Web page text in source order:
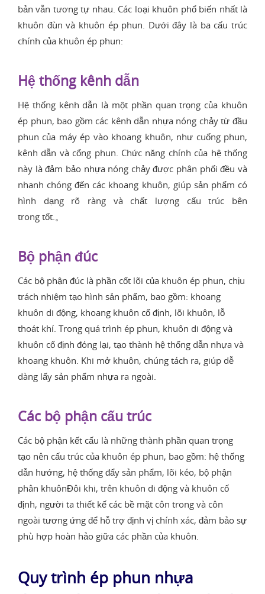
bản vẫn tương tự nhau. Các loại khuôn phổ biến nhất là
khuôn đùn và khuôn ép phun. Dưới đây là ba cấu trúc
chính của khuôn ép phun:
Hệ thống kênh dẫn
Hệ thống kênh dẫn là một phần quan trọng của khuôn
ép phun, bao gồm các kênh dẫn nhựa nóng chảy từ đầu
phun của máy ép vào khoang khuôn, như cuống phun,
kênh dẫn và cổng phun. Chức năng chính của hệ thống
này là đảm bảo nhựa nóng chảy được phân phối đều và
nhanh chóng đến các khoang khuôn, giúp sản phẩm có
hình dạng rõ ràng và chất lượng cấu trúc bên
trong tốt.。
Bộ phận đúc
Các bộ phận đúc là phần cốt lõi của khuôn ép phun, chịu
trách nhiệm tạo hình sản phẩm, bao gồm: khoang
khuôn di động, khoang khuôn cố định, lõi khuôn, lỗ
thoát khí. Trong quá trình ép phun, khuôn di động và
khuôn cố định đóng lại, tạo thành hệ thống dẫn nhựa và
khoang khuôn. Khi mở khuôn, chúng tách ra, giúp dễ
dàng lấy sản phẩm nhựa ra ngoài.
Các bộ phận cấu trúc
Các bộ phận kết cấu là những thành phần quan trọng
tạo nên cấu trúc của khuôn ép phun, bao gồm: hệ thống
dẫn hướng, hệ thống đẩy sản phẩm, lõi kéo, bộ phận
phân khuônĐôi khi, trên khuôn di động và khuôn cố
định, người ta thiết kế các bề mặt côn trong và côn
ngoài tương ứng để hỗ trợ định vị chính xác, đảm bảo sự
phù hợp hoàn hảo giữa các phần của khuôn.
Quy trình ép phun nhựa